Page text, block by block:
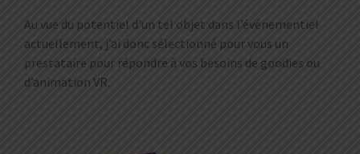
Au vue du potentiel d’un tel objet dans l’événementiel
actuellement, j’ai donc sélectionné pour vous un
prestataire pour répondre à vos besoins de goodies ou
d’animation VR.